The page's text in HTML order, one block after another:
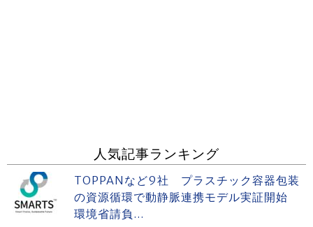
人気記事ランキング
TOPPANなど9社 プラスチック容器包装
の資源循環で動静脈連携モデル実証開始
環境省請負...